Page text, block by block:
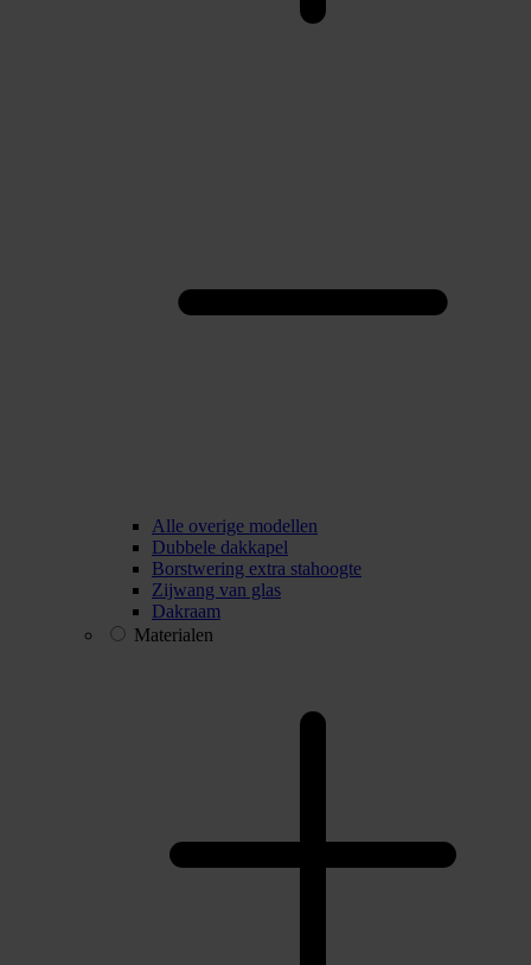
Alle overige modellen
Dubbele dakkapel
Borstwering extra stahoogte
Zijwang van glas
Dakraam
Materialen